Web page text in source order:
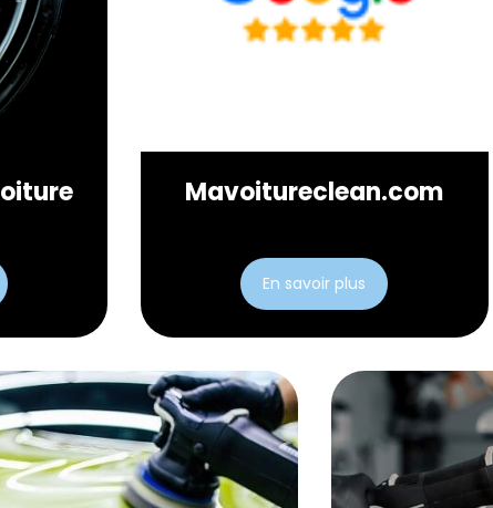
Mavoitureclean.com
En savoir plus